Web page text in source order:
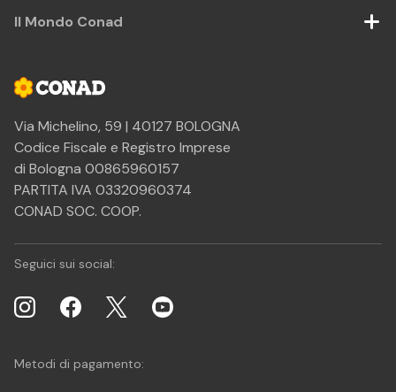
Via Michelino, 59 | 40127 BOLOGNA
Codice Fiscale e Registro Imprese
di Bologna 00865960157
PARTITA IVA 03320960374
CONAD SOC. COOP.
Il Mondo Conad
Seguici sui social:
Metodi di pagamento: